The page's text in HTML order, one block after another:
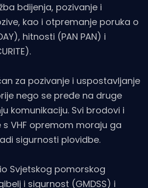
bdijenja, pozivanje i
kao i otpremanje poruka o
hitnosti (PAN PAN) i
za pozivanje i uspostavljanje
nego se pređe na druge
komunikaciju. Svi brodovi i
VHF opremom moraju ga
sigurnosti plovidbe.
Svjetskog pomorskog
i sigurnost (GMDSS) i